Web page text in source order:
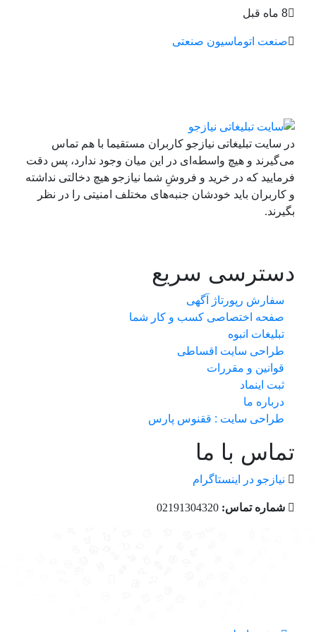
8 ماه قبل
صنعت اتوماسیون صنعتی
در سایت تبلیغاتی نیازجو کاربران مستقیما با هم تماس
می‌گیرند و هیچ واسطه‌ای در این میان وجود ندارد، پس دقت
فرمایید که در خرید و فروشِ شما نیازجو هیچ دخالتی نداشته
و کاربران باید خودشان جنبه‌های مختلف امنیتی را در نظر
بگیرند.
دسترسی سریع
سفارش رپورتاژ آگهی
صفحه اختصاصی کسب و کار شما
تبلیغات انبوه
طراحی سایت اقساطی
قوانین و مقررات
ثبت اینماد
درباره ما
طراحی سایت : ققنوس پارس
تماس با ما
نیازجو در اینستاگرام
شماره تماس: 02191304320